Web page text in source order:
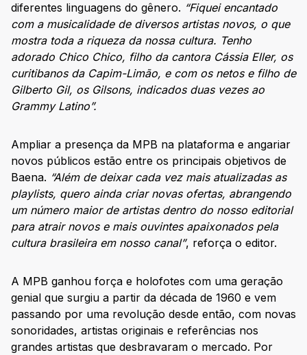
diferentes linguagens do gênero. “Fiquei encantado
com a musicalidade de diversos artistas novos, o que
mostra toda a riqueza da nossa cultura. Tenho
adorado Chico Chico, filho da cantora Cássia Eller, os
curitibanos da Capim-Limão, e com os netos e filho de
Gilberto Gil, os Gilsons, indicados duas vezes ao
Grammy Latino”.
Ampliar a presença da MPB na plataforma e angariar
novos públicos estão entre os principais objetivos de
Baena. “Além de deixar cada vez mais atualizadas as
playlists, quero ainda criar novas ofertas, abrangendo
um número maior de artistas dentro do nosso editorial
para atrair novos e mais ouvintes apaixonados pela
cultura brasileira em nosso canal”, reforça o editor.
A MPB ganhou força e holofotes com uma geração
genial que surgiu a partir da década de 1960 e vem
passando por uma revolução desde então, com novas
sonoridades, artistas originais e referências nos
grandes artistas que desbravaram o mercado. Por